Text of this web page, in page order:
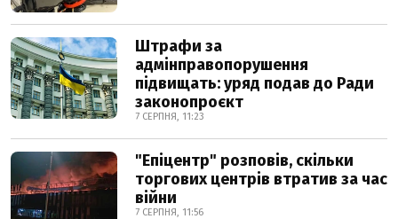
Штрафи за
адмінправопорушення
підвищать: уряд подав до Ради
законопроєкт
7 СЕРПНЯ, 11:23
"Епіцентр" розповів, скільки
торгових центрів втратив за час
війни
7 СЕРПНЯ, 11:56